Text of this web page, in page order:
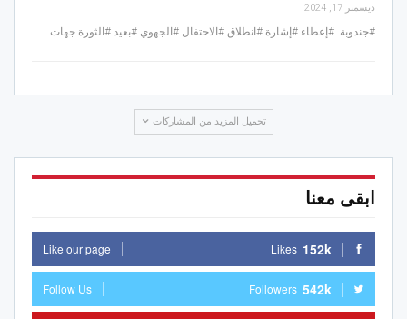
ديسمبر 17, 2024
#جندوبة. #إعطاء #إشارة #انطلاق #الاحتفال #الجهوي #بعيد #الثورة جهات…
تحميل المزيد من المشاركات
ابقى معنا
152k
Likes
Like our page
542k
Followers
Follow Us